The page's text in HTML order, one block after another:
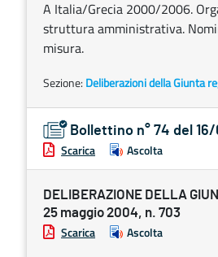
A Italia/Grecia 2000/2006.
struttura amministrativa.
misura.
Sezione: Deliberazioni della Giunta
Bollettino n° 74 del
Scarica Ascolta
DELIBERAZIONE DELLA
25 maggio 2004, n. 703
Scarica Ascolta